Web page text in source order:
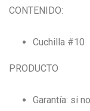
CONTENIDO:
Cuchilla #10
PRODUCTO
Garantía: si